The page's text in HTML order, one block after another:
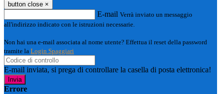
button close ×
E-mail Verrà inviato un messaggio
all'indirizzo indicato con le istruzioni necessarie.
Non hai una e-mail associata al nome utente? Effettua il reset della password
tramite la Login Spaggiari
E-mail inviata, si prega di controllare la casella di posta elettronica!
Errore